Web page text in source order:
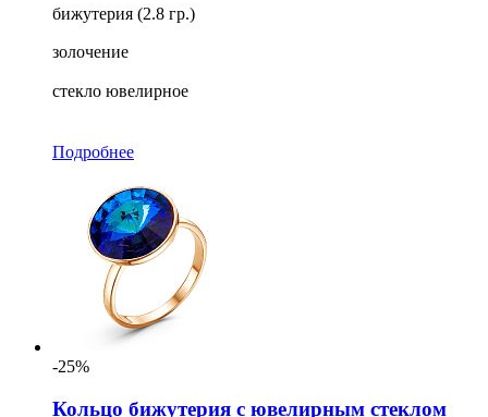
бижутерия (2.8 гр.)
золочение
стекло ювелирное
Подробнее
-25%
Кольцо бижутерия с ювелирным стеклом